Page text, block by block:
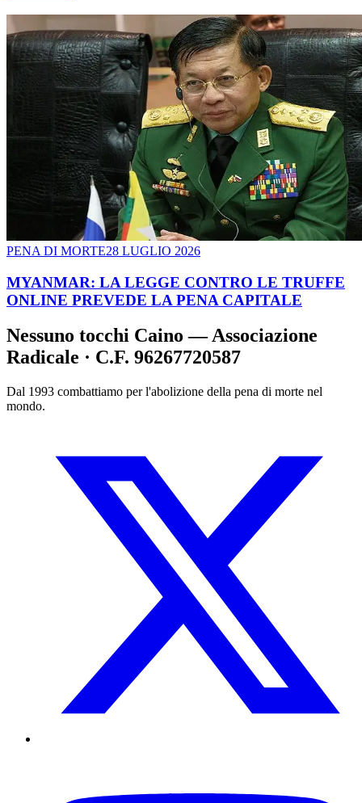
PENA DI MORTE28 LUGLIO 2026
MYANMAR: LA LEGGE CONTRO LE TRUFFE
ONLINE PREVEDE LA PENA CAPITALE
Nessuno tocchi Caino — Associazione
Radicale · C.F. 96267720587
Dal 1993 combattiamo per l'abolizione della pena di morte nel
mondo.